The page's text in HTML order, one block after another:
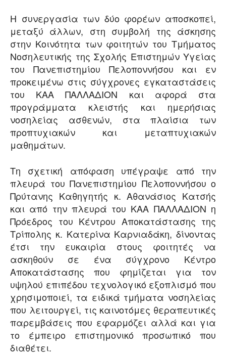
Η συνεργασία των δύο φορέων αποσκοπεί,
μεταξύ άλλων, στη συμβολή της άσκησης
στην Κοινότητα των φοιτητών του Τμήματος
Νοσηλευτικής της Σχολής Επιστημών Υγείας
του Πανεπιστημίου Πελοποννήσου και εν
προκειμένω στις σύγχρονες εγκαταστάσεις
του ΚΑΑ ΠΑΛΛΑΔΙΟΝ και αφορά στα
προγράμματα κλειστής και ημερήσιας
νοσηλείας ασθενών, στα πλαίσια των
προπτυχιακών και μεταπτυχιακών
μαθημάτων.
Τη σχετική απόφαση υπέγραψε από την
πλευρά του Πανεπιστημίου Πελοποννήσου ο
Πρύτανης Καθηγητής κ. Αθανάσιος Κατσής
και από την πλευρά του ΚΑΑ ΠΑΛΛΑΔΙΟΝ η
Πρόεδρος του Κέντρου Αποκατάστασης της
Τρίπολης κ. Κατερίνα Καρνιαδάκη, δίνοντας
έτσι την ευκαιρία στους φοιτητές να
ασκηθούν σε ένα σύγχρονο Κέντρο
Αποκατάστασης που φημίζεται για τον
υψηλού επιπέδου τεχνολογικό εξοπλισμό που
χρησιμοποιεί, τα ειδικά τμήματα νοσηλείας
που λειτουργεί, τις καινοτόμες θεραπευτικές
παρεμβάσεις που εφαρμόζει αλλά και για
το έμπειρο επιστημονικό προσωπικό που
διαθέτει.